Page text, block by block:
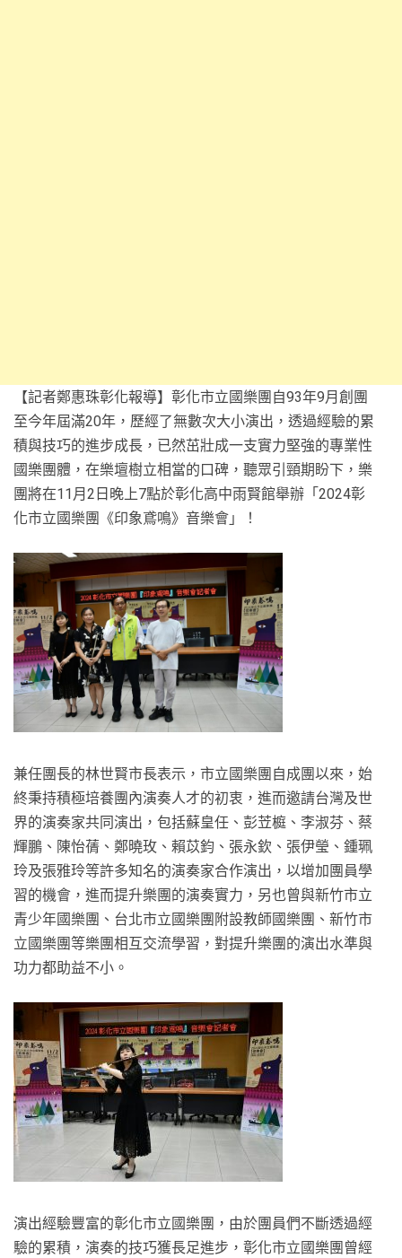
【記者鄭惠珠彰化報導】彰化市立國樂團自93年9月創團
至今年屆滿20年，歷經了無數次大小演出，透過經驗的累
積與技巧的進步成長，已然茁壯成一支實力堅強的專業性
國樂團體，在樂壇樹立相當的口碑，聽眾引頸期盼下，樂
團將在11月2日晚上7點於彰化高中雨賢館舉辦「2024彰
化市立國樂團《印象鳶鳴》音樂會」！
兼任團長的林世賢市長表示，市立國樂團自成團以來，始
終秉持積極培養團內演奏人才的初衷，進而邀請台灣及世
界的演奏家共同演出，包括蘇皇任、彭苙榳、李淑芬、蔡
輝鵬、陳怡蒨、鄭曉玫、賴苡鈞、張永欽、張伊瑩、鍾珮
玲及張雅玲等許多知名的演奏家合作演出，以增加團員學
習的機會，進而提升樂團的演奏實力，另也曾與新竹市立
青少年國樂團、台北市立國樂團附設教師國樂團、新竹市
立國樂團等樂團相互交流學習，對提升樂團的演出水準與
功力都助益不小。
演出經驗豐富的彰化市立國樂團，由於團員們不斷透過經
驗的累積，演奏的技巧獲長足進步，彰化市立國樂團曾經